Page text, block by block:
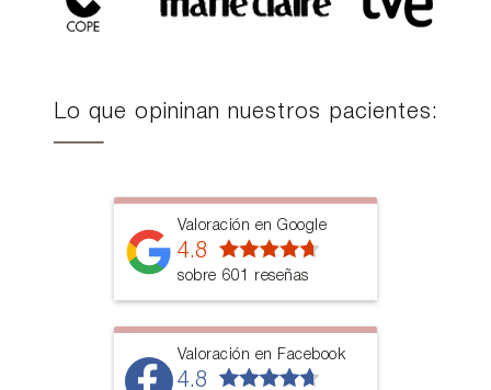
Lo que opininan nuestros pacientes:
Valoración en Google
4.8
sobre 601 reseñas
Valoración en Facebook
4.8